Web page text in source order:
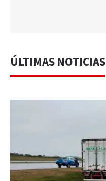
ÚLTIMAS NOTICIAS